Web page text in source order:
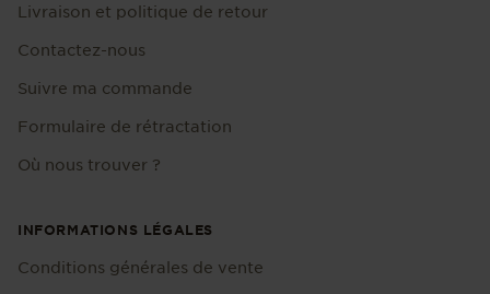
Livraison et politique de retour
Contactez-nous
Suivre ma commande
Formulaire de rétractation
Où nous trouver ?
INFORMATIONS LÉGALES
Conditions générales de vente